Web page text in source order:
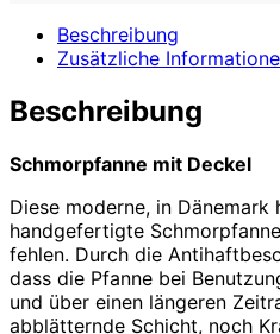
Beschreibung
Zusätzliche
Beschreibung
Schmorpfanne mit Deckel
Diese moderne, in Dänemark
handgefertigte
fehlen. Durch die
dass die Pfanne bei
und über einen längeren
abblätternde Schicht, noch